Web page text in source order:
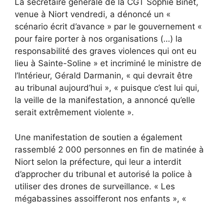
La secrétaire générale de la CGT Sophie Binet,
venue à Niort vendredi, a dénoncé un «
scénario écrit d’avance » par le gouvernement «
pour faire porter à nos organisations (…) la
responsabilité des graves violences qui ont eu
lieu à Sainte-Soline » et incriminé le ministre de
l’Intérieur, Gérald Darmanin, « qui devrait être
au tribunal aujourd’hui », « puisque c’est lui qui,
la veille de la manifestation, a annoncé qu’elle
serait extrêmement violente ».
Une manifestation de soutien a également
rassemblé 2 000 personnes en fin de matinée à
Niort selon la préfecture, qui leur a interdit
d’approcher du tribunal et autorisé la police à
utiliser des drones de surveillance. « Les
mégabassines assoifferont nos enfants », «